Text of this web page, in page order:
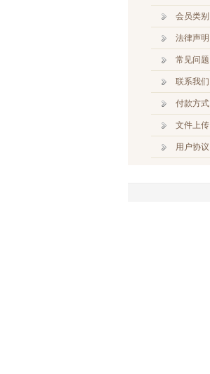
会员类别
法律声明
常见问题
联系我们
付款方式
文件上传
用户协议